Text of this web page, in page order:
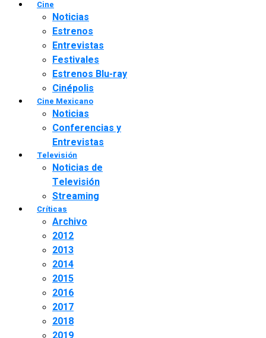
Cine
Noticias
Estrenos
Entrevistas
Festivales
Estrenos Blu-ray
Cinépolis
Cine Mexicano
Noticias
Conferencias y
Entrevistas
Televisión
Noticias de
Televisión
Streaming
Críticas
Archivo
2012
2013
2014
2015
2016
2017
2018